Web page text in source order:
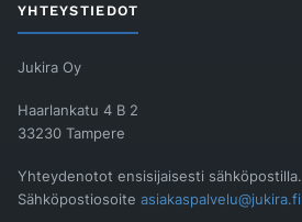
YHTEYSTIEDOT
Jukira Oy
Haarlankatu 4 B 2
33230 Tampere
Yhteydenotot ensisijaisesti sähköpostilla.
Sähköpostiosoite asiakaspalvelu@jukira.fi